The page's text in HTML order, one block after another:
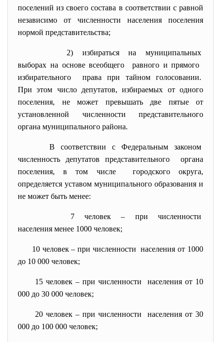
поселений из своего состава в соответствии с равной
независимо от численности населения поселения
нормой представительства;
2) избираться на муниципальных
выборах на основе всеобщего равного и прямого
избирательного права при тайном голосовании.
При этом число депутатов,избираемых от одного
поселения, не может превышать две пятые от
установленной численности представительного
органа муниципального района.
В соответствии с Федеральным законом
численность депутатов представительного органа
поселения, в том числе городского округа,
определяется уставом муниципального образования и
не может быть менее:
7 человек – при численности
населения менее 1000 человек;
10 человек – при численности населения от 1000
до 10 000 человек;
15 человек – при численности населения от 10
000 до 30 000 человек;
20 человек – при численности населения от 30
000 до 100 000 человек;